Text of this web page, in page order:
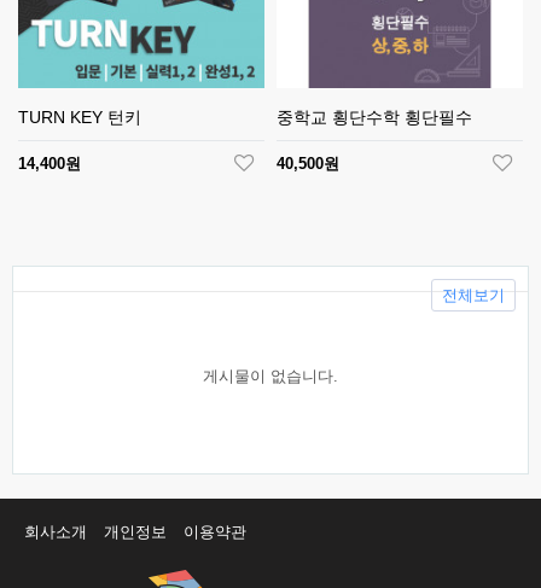
TURN KEY 턴키
14,400원
중학교 횡단수학 횡단필수
40,500원
게시물이 없습니다.
전체보기
회사소개 개인정보 이용약관